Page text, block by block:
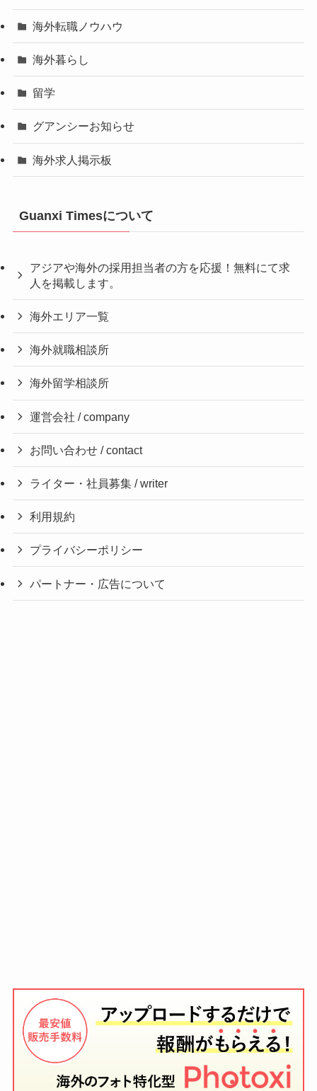
海外転職ノウハウ
海外暮らし
留学
グアンシーお知らせ
海外求人掲示板
Guanxi Timesについて
アジアや海外の採用担当者の方を応援！無料にて求
人を掲載します。
海外エリア一覧
海外就職相談所
海外留学相談所
運営会社 / company
お問い合わせ / contact
ライター・社員募集 / writer
利用規約
プライバシーポリシー
パートナー・広告について